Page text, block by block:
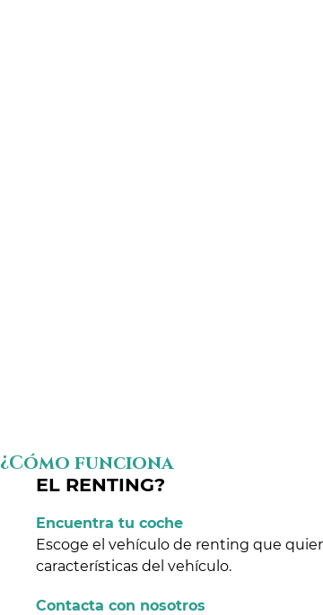
¿Cómo funciona
EL RENTING?
Encuentra tu coche
Escoge el vehículo de renting que
características del vehículo.
Contacta con nosotros